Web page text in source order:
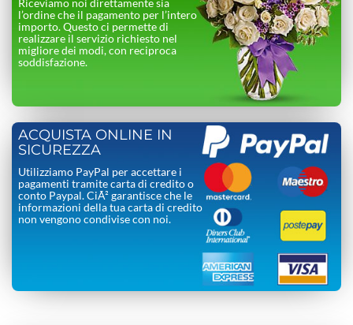
Riceviamo noi direttamente sia
l’ordine che il pagamento per l’intero
importo. Questo ci permette di
realizzare il servizio richiesto nel
migliore dei modi, con reciproca
soddisfazione.
ACQUISTA ONLINE IN
SICUREZZA
Utilizziamo PayPal per accettare i
pagamenti tramite carta di credito o
conto Paypal. CiÃ² garantisce che le
informazioni della tua carta di credito
non vengono condivise con noi.